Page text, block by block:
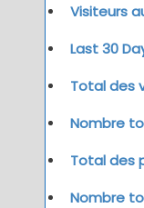
Visiteurs
Last 30
Total des
Nombre
Total des
Nombre